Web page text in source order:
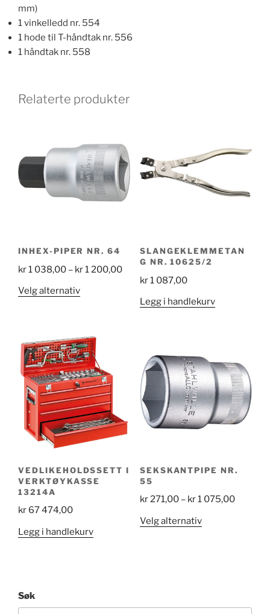
mm)
1 vinkelledd nr. 554
1 hode til T-håndtak nr. 556
1 håndtak nr. 558
Relaterte produkter
INHEX-PIPER NR. 64
kr1 038,00 – kr1 200,00Price
range:
200,00
Velg alternativDette
flere
varianter.
Alternativene
kan
velges
på
produktsiden
SLANGEKLEMMETAN
G NR. 10625/2
kr1 087,00
Legg i handlekurv
VEDLIKEHOLDSSETT I
VERKTØYKASSE
13214A
kr 67 474,00
Legg i handlekurv
SEKSKANTPIPE NR.
55
kr271,00 – kr1 075,00Price
Velg alternativDette
kan
Søk